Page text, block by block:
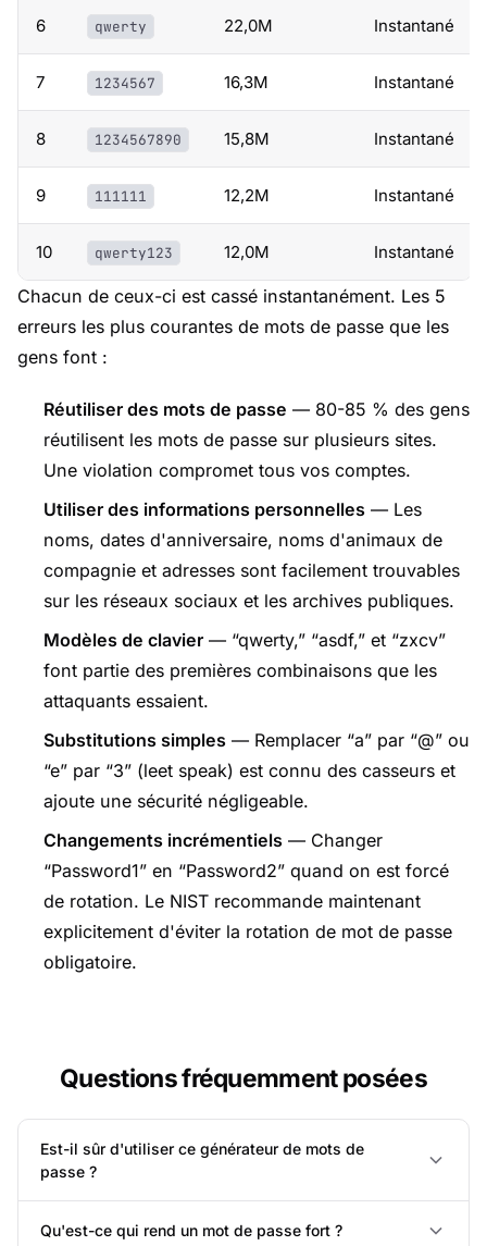
6 qwerty 22,0M Instantané
7 1234567 16,3M Instantané
8 1234567890 15,8M Instantané
9 111111 12,2M Instantané
10 qwerty123 12,0M Instantané
Chacun de ceux-ci est cassé instantanément. Les 5
erreurs les plus courantes de mots de passe que les
gens font :
Réutiliser des mots de passe — 80-85 % des gens
réutilisent les mots de passe sur plusieurs sites.
Une violation compromet tous vos comptes.
Utiliser des informations personnelles — Les
noms, dates d'anniversaire, noms d'animaux de
compagnie et adresses sont facilement trouvables
sur les réseaux sociaux et les archives publiques.
Modèles de clavier — “qwerty,” “asdf,” et “zxcv”
font partie des premières combinaisons que les
attaquants essaient.
Substitutions simples — Remplacer “a” par “@” ou
“e” par “3” (leet speak) est connu des casseurs et
ajoute une sécurité négligeable.
Changements incrémentiels — Changer
“Password1” en “Password2” quand on est forcé
de rotation. Le NIST recommande maintenant
explicitement d'éviter la rotation de mot de passe
obligatoire.
Questions fréquemment posées
Est-il sûr d'utiliser ce générateur de mots de
passe ?
Qu'est-ce qui rend un mot de passe fort ?